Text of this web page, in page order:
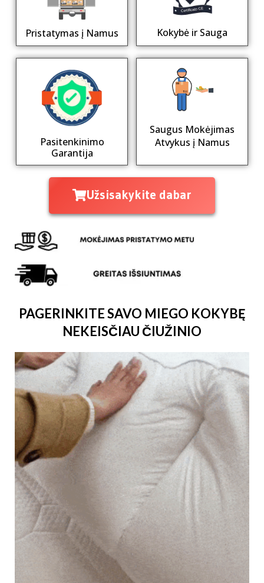
Pristatymas į Namus Kokybė ir Sauga
Pasitenkinimo
Garantija
Saugus Mokėjimas
Atvykus į Namus
Užsisakykite dabar
PAGERINKITE SAVO MIEGO KOKYBĘ
NEKEISČIAU ČIUŽINIO